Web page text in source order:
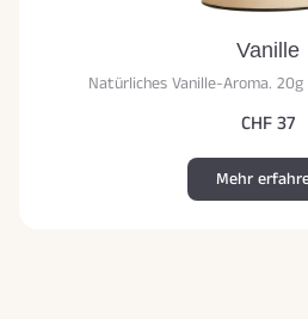
Vanille
Natürliches Vanille-Aroma.
CHF 37
Mehr